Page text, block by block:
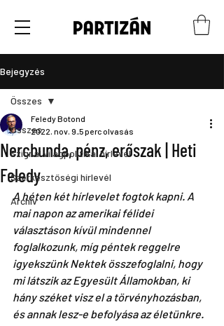
Bejegyzés
Összes
Szignál világpolitikai hírlevél
Szerkesztőségi hírlevél
Archív
Összes
Nercbunda, pénz, erőszak | Heti
Feledy
Feledy Botond
2022. nov. 9. 5 perc olvasás
A héten két hírlevelet fogtok kapni. A
mai napon az amerikai félidei
választáson kívül mindennel
foglalkozunk, míg péntek reggelre
igyekszünk Nektek összefoglalni, hogy
mi látszik az Egyesült Államokban, ki
hány széket visz el a törvényhozásban,
és annak lesz-e befolyása az életünkre.